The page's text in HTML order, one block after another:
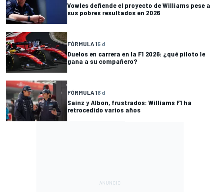
Vowles defiende el proyecto de Williams pese a
sus pobres resultados en 2026
FÓRMULA 15 d
Duelos en carrera en la F1 2026: ¿qué piloto le
gana a su compañero?
FÓRMULA 16 d
Sainz y Albon, frustrados: Williams F1 ha
retrocedido varios años